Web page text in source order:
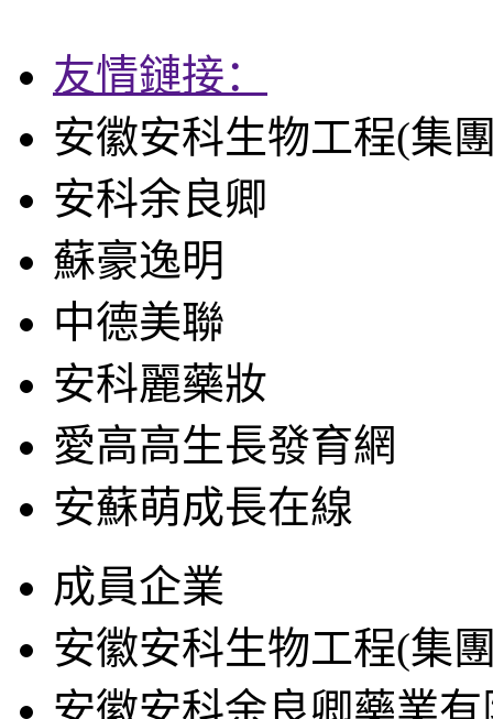
友情鏈接：
安徽安科生物工程(集
安科余良卿
蘇豪逸明
中德美聯
安科麗藥妝
愛高高生長發育網
安蘇萌成長在線
成員企業
安徽安科生物工程(集
安徽安科余良卿藥業